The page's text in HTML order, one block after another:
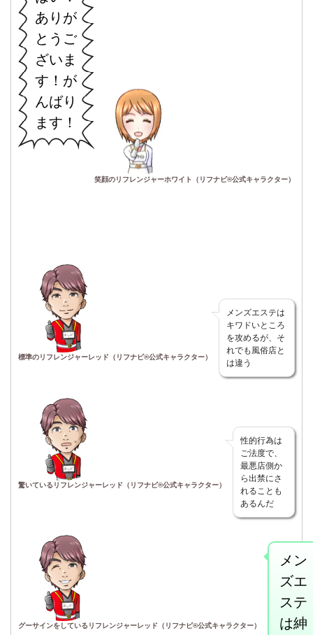
ありが
とうご
ざいま
す！が
んばり
ます！
笑顔のリフレンジャーホワイト（リフナビ®公式キャラクター）
標準のリフレンジャーレッド（リフナビ®公式キャラクター）
メンズエステは
キワドいところ
を攻めるが、そ
れでも風俗店と
は違う
驚いているリフレンジャーレッド（リフナビ®公式キャラクター）
性的行為は
ご法度で、
最悪店側か
ら出禁にさ
れることも
あるんだ
グーサインをしているリフレンジャーレッド（リフナビ®公式キャラクター）
メン
ズエ
ステ
は紳